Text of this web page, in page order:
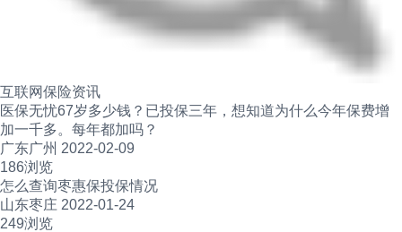
互联网保险资讯
医保无忧67岁多少钱？已投保三年，想知道为什么今年保费增
加一千多。每年都加吗？
广东广州 2022-02-09
186浏览
怎么查询枣惠保投保情况
山东枣庄 2022-01-24
249浏览